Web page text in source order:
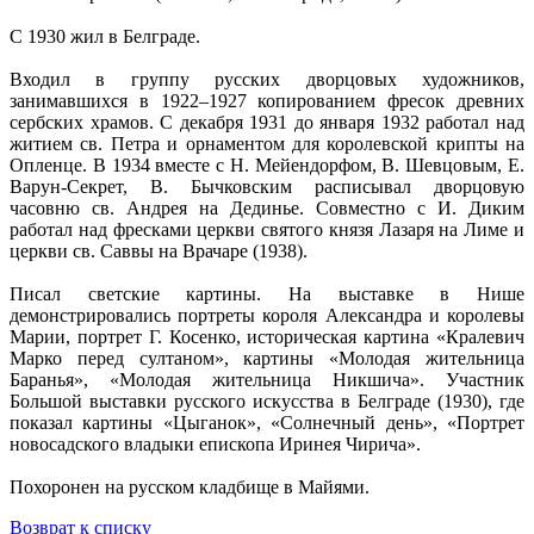
С 1930 жил в Белграде.
Входил в группу русских дворцовых художников,
занимавшихся в 1922–1927 копированием фресок древних
сербских храмов. С декабря 1931 до января 1932 работал над
житием св. Петра и орнаментом для королевской крипты на
Опленце. В 1934 вместе с Н. Мейендорфом, В. Шевцовым, Е.
Варун-Секрет, В. Бычковским расписывал дворцовую
часовню св. Андрея на Дединье. Совместно с И. Диким
работал над фресками церкви святого князя Лазаря на Лиме и
церкви св. Саввы на Врачаре (1938).
Писал светские картины. На выставке в Нише
демонстрировались портреты короля Александра и королевы
Марии, портрет Г. Косенко, историческая картина «Кралевич
Марко перед султаном», картины «Молодая жительница
Баранья», «Молодая жительница Никшича». Участник
Большой выставки русского искусства в Белграде (1930), где
показал картины «Цыганок», «Солнечный день», «Портрет
новосадского владыки епископа Иринея Чирича».
Похоронен на русском кладбище в Майями.
Возврат к списку